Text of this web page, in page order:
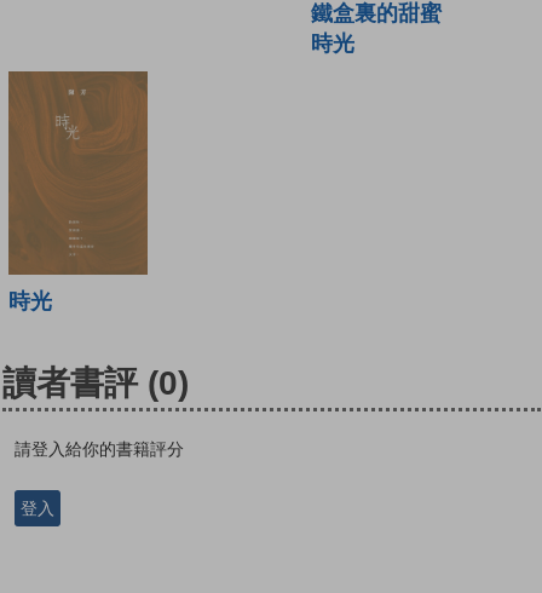
鐵盒裏的甜蜜
時光
時光
讀者書評 (0)
請登入給你的書籍評分
登入